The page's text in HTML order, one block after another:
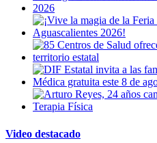
Video destacado